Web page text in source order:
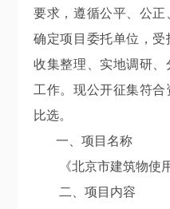
要求，遵循公平、公
确定项目委托单位，
收集整理、实地调研
工作。现公开征集符合
比选。
一、项目名称
《北京市建筑物使用
二、项目内容